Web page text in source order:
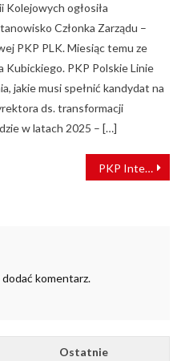
Kolejowych ogłosiła
Członka Zarządu –
PKP PLK. Miesiąc temu ze
PKP Polskie Linie
jakie musi spełnić kandydat na
ds. transformacji
w latach 2025 – […]
PKP Intercity: dzieci i młodzież pojadą za darmo
dodać komentarz.
Ostatnie